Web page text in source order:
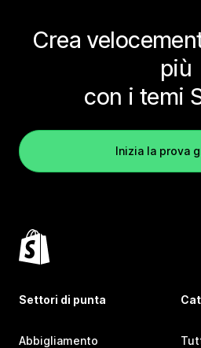
Crea
più
con i temi
Inizia la prova
Settori di punta
Abbigliamento